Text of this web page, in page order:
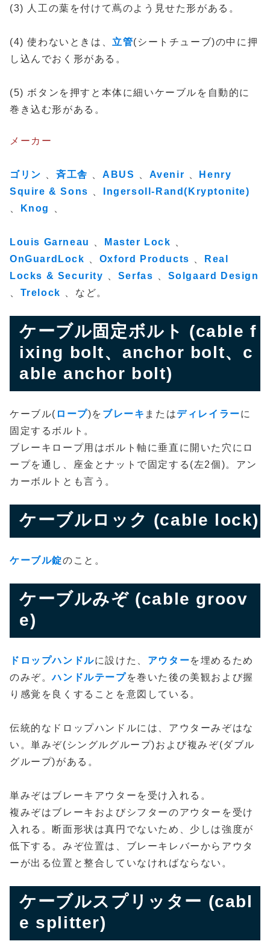
(3) 人工の葉を付けて蔦のよう見せた形がある。
(4) 使わないときは、 立管(シートチューブ)の中に押
し込んでおく形がある。
(5) ボタンを押すと本体に細いケーブルを自動的に
巻き込む形がある。
メーカー
ゴリン 、斉工舎 、ABUS Avenir
Henry
Squire & Sons
Ingersoll-Rand(Kryptonite)
Knog
Louis Garneau Master Lock
OnGuardLock
Oxford Products
Real
Locks & Security
Serfas
Solgaard Design
Trelock 、など。
ケーブル固定ボルト (cable f
ixing bolt、anchor bolt、c
able anchor bolt)
ケーブル( ロープ)を ブレーキ またはディレイラーに
固定するボルト。
ブレーキロープ用はボルト軸に垂直に開いた穴にロ
ープを通し、座金とナットで固定する(左2個)。アン
カーボルトとも言う。
ケーブルロック (cable lock)
ケーブル錠のこと。
ケーブルみぞ (cable groov
e)
ドロップハンドルに設けた、 アウターを埋めるため
のみぞ。ハンドルテープを巻いた後の美観および握
り感覚を良くすることを意図している。
伝統的なドロップハンドルには、アウターみぞはな
い。単みぞ(シングルグループ)および複みぞ(ダブル
グループ)がある。
単みぞはブレーキアウターを受け入れる。
複みぞはブレーキおよびシフターのアウターを受け
入れる。断面形状は真円でないため、少しは強度が
低下する。みぞ位置は、ブレーキレバーからアウタ
ーが出る位置と整合していなければならない。
ケーブルスプリッター (cabl
e splitter)